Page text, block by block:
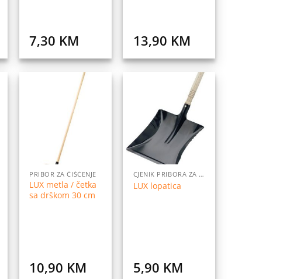
7,30 KM 13,90 KM
PRIBOR ZA ČIŠĆENJE
LUX metla / četka
sa drškom 30 cm
10,90 KM
Dodaj
listu
želja
CJENIK PRIBORA ZA DOM
LUX lopatica
5,90 KM